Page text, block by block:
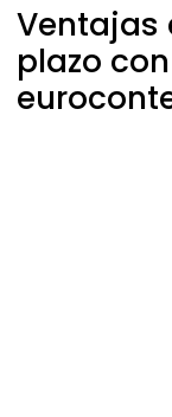
Ventajas
plazo